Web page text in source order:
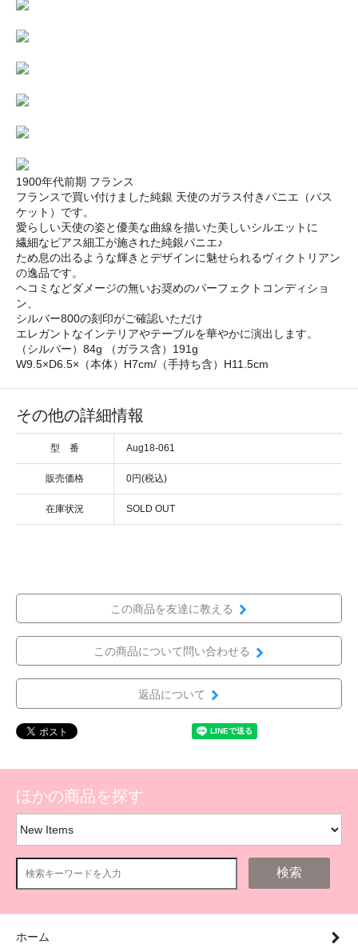
1900年代前期 フランス
フランスで買い付けました純銀 天使のガラス付きパニエ（バス
ケット）です。
愛らしい天使の姿と優美な曲線を描いた美しいシルエットに
繊細なピアス細工が施された純銀パニエ♪
ため息の出るような輝きとデザインに魅せられるヴィクトリアン
の逸品です。
ヘコミなどダメージの無いお奨めのパーフェクトコンディショ
ン、
シルバー800の刻印がご確認いただけ
エレガントなインテリアやテーブルを華やかに演出します。
（シルバー）84g （ガラス含）191g
W9.5×D6.5×（本体）H7cm/（手持ち含）H11.5cm
その他の詳細情報
型 番 Aug18-061
販売価格 0円(税込)
在庫状況 SOLD OUT
この商品を友達に教える
この商品について問い合わせる
返品について
ほかの商品を探す
検索
ホーム